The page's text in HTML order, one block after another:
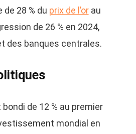
28 % du prix de l’orau
de 26 % en 2024,
des banques centrales.
de 12 % au premier
mondial en